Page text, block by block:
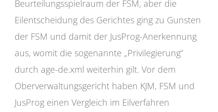
Beurteilungsspielraum der FSM, aber die
Eilentscheidung des Gerichtes ging zu Gunsten
der FSM und damit der JusProg-Anerkennung
aus, womit die sogenannte „Privilegierung“
durch age-de.xml weiterhin gilt. Vor dem
Oberverwaltungsgericht haben KJM, FSM und
JusProg einen Vergleich im Eilverfahren